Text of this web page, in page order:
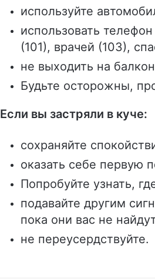
используйте
использовать
(101), врачей (103),
не выходить на
Будьте осторожны,
Если вы застряли в куче:
сохраняйте
оказать себе первую
Попробуйте узнать,
подавайте другим
пока они вас не
не переусердствуйте.